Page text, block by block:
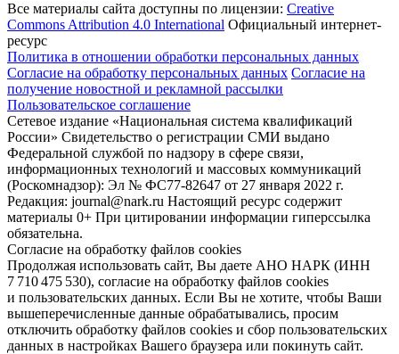
Все материалы сайта доступны по лицензии: Creative
Commons Attribution 4.0 International Официальный интернет-
ресурс
Политика в отношении обработки персональных данных
Согласие на обработку персональных данных Согласие на
получение новостной и рекламной рассылки
Пользовательское соглашение
Сетевое издание «Национальная система квалификаций
России» Свидетельство о регистрации СМИ выдано
Федеральной службой по надзору в сфере связи,
информационных технологий и массовых коммуникаций
(Роскомнадзор): Эл № ФС77-82647 от 27 января 2022 г.
Редакция: journal@nark.ru Настоящий ресурс содержит
материалы 0+ При цитировании информации гиперссылка
обязательна.
Согласие на обработку файлов cookies
Продолжая использовать сайт, Вы даете АНО НАРК (ИНН
7 710 475 530), согласие на обработку файлов cookies
и пользовательских данных. Если Вы не хотите, чтобы Ваши
вышеперечисленные данные обрабатывались, просим
отключить обработку файлов cookies и сбор пользовательских
данных в настройках Вашего браузера или покинуть сайт.